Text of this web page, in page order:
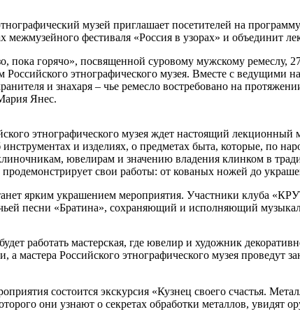
музей приглашает посетителей на
межмузейного фестиваля «Россия в узорах» и объединит
пока горячо», посвященной суровому мужскому ремеслу,
Российского этнографического музея. Вместе с
и знахаря – чье ремесло востребовано на
Янес.
этнографического музея ждет настоящий
и изделиях, о предметах быта, которые, по
ювелирам и значению владения клинком в
свои работы: от кованых ножей до
ярким украшением мероприятия. Участники клуба
песни «Братина», сохраняющий и исполняющий
работать мастерская, где ювелир и художник
а мастера Российского этнографического музея
состоится экскурсия «Кузнец своего счастья.
они узнают о секретах обработки металлов,